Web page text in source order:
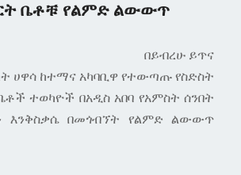
ቤቶቹ የልምድ ልውውጥ
በይብረሁ ይጥና
ሀዋሳ ከተማና አካባቢዋ የተውጣጡ የስድስት
ተወካዮች በአዲስ አበባ የአምስት ሰንበት
እንቅስቃሴ በመጎብኘት የልምድ ልውውጥ